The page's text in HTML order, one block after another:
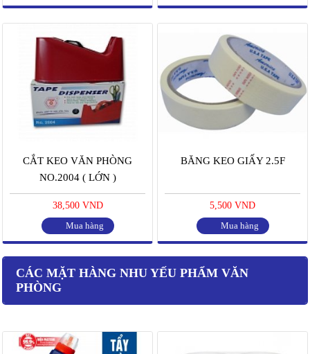
CẮT KEO VĂN PHÒNG
NO.2004 ( LỚN )
38,500 VND
Mua hàng
BĂNG KEO GIẤY 2.5F
5,500 VND
Mua hàng
CÁC MẶT HÀNG NHU YẾU PHẨM VĂN
PHÒNG